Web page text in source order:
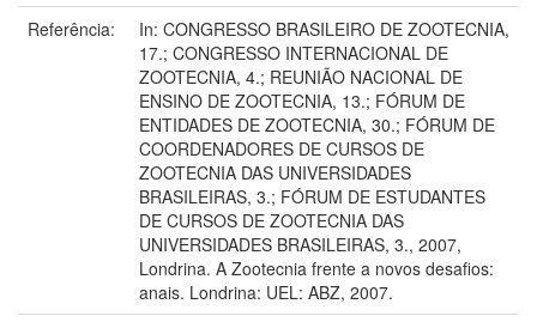
Referência:
In: CONGRESSO BRASILEIRO DE ZOOTECNIA,
17.; CONGRESSO INTERNACIONAL DE
ZOOTECNIA, 4.; REUNIÃO NACIONAL DE
ENSINO DE ZOOTECNIA, 13.; FÓRUM DE
ENTIDADES DE ZOOTECNIA, 30.; FÓRUM DE
COORDENADORES DE CURSOS DE
ZOOTECNIA DAS UNIVERSIDADES
BRASILEIRAS, 3.; FÓRUM DE ESTUDANTES
DE CURSOS DE ZOOTECNIA DAS
UNIVERSIDADES BRASILEIRAS, 3., 2007,
Londrina. A Zootecnia frente a novos desafios:
anais. Londrina: UEL: ABZ, 2007.